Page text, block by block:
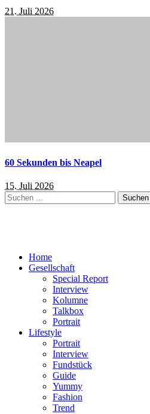
21. Juli 2026
60 Sekunden bis Neapel
15. Juli 2026
Suchen
nach:
Home
Gesellschaft
Special Report
Interview
Kolumne
Talkbox
Portrait
Lifestyle
Portrait
Interview
Fundstück
Guide
Yummy
Fashion
Trend